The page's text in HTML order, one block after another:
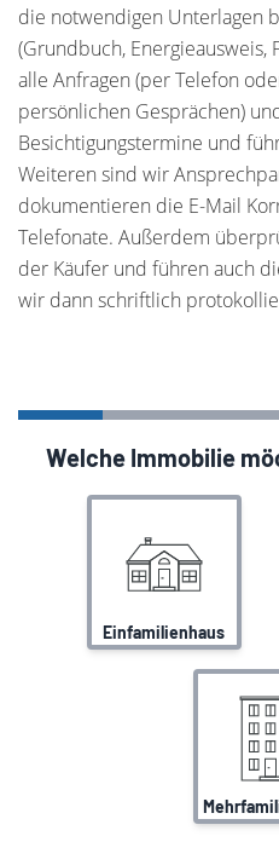
die notwendigen Unterlagen
(Grundbuch, Energieausweis,
alle Anfragen (per Telefon
persönlichen Gesprächen)
Besichtigungstermine und
Weiteren sind wir
dokumentieren die E-Mail
Telefonate. Außerdem
der Käufer und führen auch
wir dann schriftlich